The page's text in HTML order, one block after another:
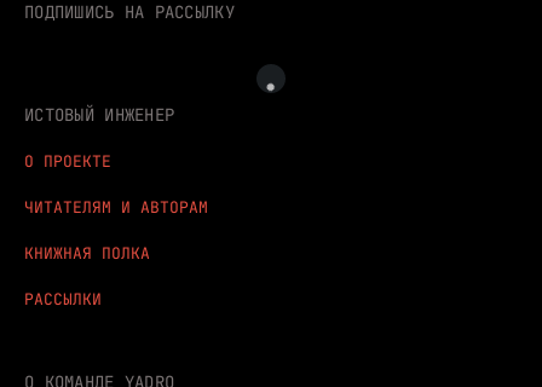
ИСТОВЫЙ ИНЖЕНЕР
О ПРОЕКТЕ
ЧИТАТЕЛЯМ И АВТОРАМ
КНИЖНАЯ ПОЛКА
РАССЫЛКИ
ПОДПИШИСЬ НА РАССЫЛКУ